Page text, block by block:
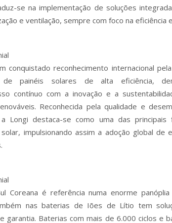
se na implementação de soluções
e ventilação, sempre com foco na eficiência
conquistado reconhecimento internacional
de painéis solares de alta eficiência,
contínuo com a inovação e a
Reconhecida pela qualidade e
Longi destaca-se como uma das principais
impulsionando assim a adoção global de
Coreana é referência numa enorme
nas baterias de Iões de Lítio tem
garantia. Baterias com mais de 6.000 ciclos e